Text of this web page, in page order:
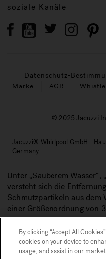
soziale Kanäle
Datenschutz-
Marke
AGB
© 2025 Jacuzzi
Jacuzzi® Whirlpool GmbH -
Germany
Unter „Sauberem Wasser“,
versteht sich die
Schmutzpartikeln aus dem
einer Größenordnung von
By clicking “Accept All
cookies on your device to
usage, and assist in our